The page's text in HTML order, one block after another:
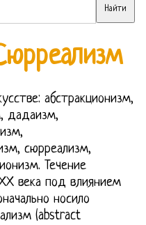
абстракционизм,
дадаизм,
сюрреализм,
Течение
века под влиянием
носило
(abstract